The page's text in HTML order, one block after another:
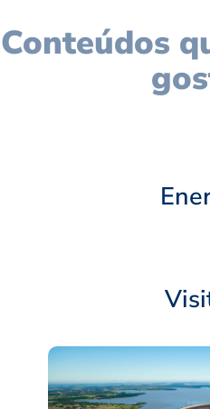
Conteúdos